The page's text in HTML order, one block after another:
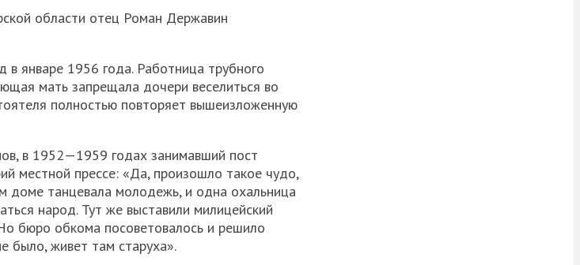
области отец Роман Державин
январе 1956 года. Работница трубного
мать запрещала дочери веселиться во
полностью повторяет вышеизложенную
в 1952—1959 годах занимавший пост
местной прессе: «Да, произошло такое чудо,
доме танцевала молодежь, и одна охальница
народ. Тут же выставили милицейский
бюро обкома посоветовалось и решило
было, живет там старуха».